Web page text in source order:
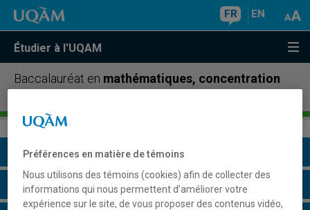
FR EN
Étudier à l'UQAM
Baccalauréat en mathématiques, concentration
Présentation du programme
Conditions d'admission
Préférences en matière de témoins
Nous utilisons des témoins (cookies) afin de collecter des
informations qui nous permettent d’améliorer votre
expérience sur le site, de vous proposer des contenus vidéo,